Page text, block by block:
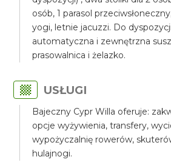
osób, 1 parasol
yogi, letnie jacuzzi. Do
automatyczna i zewnętrzna
prasowalnica i żelazko.
USŁUGI
Bajeczny Cypr Willa oferuje:
opcje wyżywienia, transfery,
wypożyczalnię rowerów,
hulajnogi.